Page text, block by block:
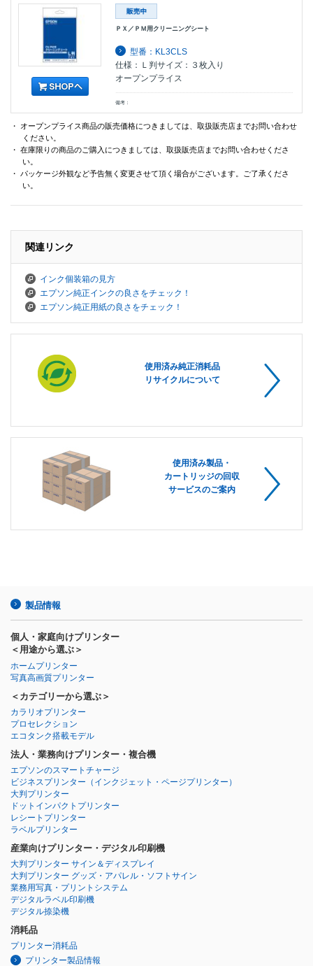
ＰＸ／ＰＭ用クリーニングシート
型番：KL3CLS
仕様：Ｌ判サイズ：３枚入り
オープンプライス
備考：
・ オープンプライス商品の販売価格につきましては、取扱販売店までお問い合わせ
ください。
・ 在庫限りの商品のご購入につきましては、取扱販売店までお問い合わせくださ
い。
・ パッケージ外観など予告無く変更させて頂く場合がございます。ご了承くださ
い。
関連リンク
インク個装箱の見方
エプソン純正インクの良さをチェック！
エプソン純正用紙の良さをチェック！
使用済み純正消耗品
リサイクルについて
使用済み製品・
カートリッジの回収
サービスのご案内
製品情報
個人・家庭向けプリンター
＜用途から選ぶ＞
ホームプリンター
写真高画質プリンター
＜カテゴリーから選ぶ＞
カラリオプリンター
プロセレクション
エコタンク搭載モデル
法人・業務向けプリンター・複合機
エプソンのスマートチャージ
ビジネスプリンター （インクジェット・ページプリンター）
大判プリンター
ドットインパクトプリンター
レシートプリンター
ラベルプリンター
産業向けプリンター・デジタル印刷機
大判プリンター サイン＆ディスプレイ
大判プリンター グッズ・アパレル・ソフトサイン
業務用写真・プリントシステム
デジタルラベル印刷機
デジタル捺染機
消耗品
プリンター消耗品
プリンター製品情報